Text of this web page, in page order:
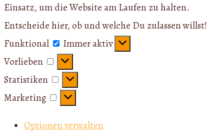
Einsatz, um die Website am Laufen zu halten.
Entscheide hier, ob und welche Du zulassen willst!
Funktional
Funktional
Immer aktiv
Vorlieben
Vorlieben
Statistiken
Statistiken
Marketing
Marketing
Optionen verwalten